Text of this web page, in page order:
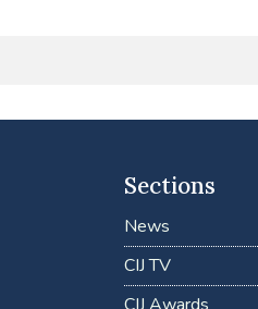
Sections
News
CIJ TV